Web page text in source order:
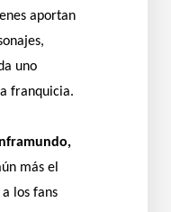
aportan
uno
franquicia.
más el
los fans